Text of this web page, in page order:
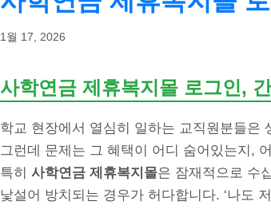
1월 17, 2026
사학연금 제휴복지몰 로그인,
학교 현장에서 열심히 일하는 교직원분들은
그런데 문제는 그 혜택이 어디 숨어있는지,
특히 사학연금 제휴복지몰은 잠재적으로 수
낯설어 방치되는 경우가 허다합니다. ‘나도